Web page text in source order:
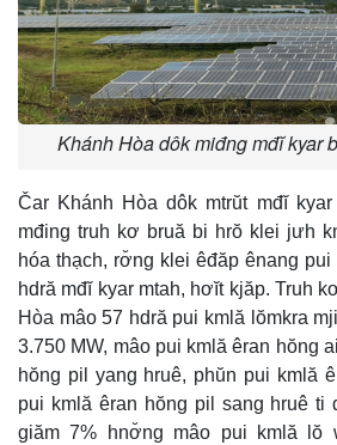
Khánh Hòa dôk miđng mđĭ kyar
Čar Khánh Hòa dôk mtrŭt mđĭ
mđing truh kơ bruă bi hrŏ klei jưh
hóa thạch, rơ̆ng klei êđăp ênang
hdră mđĭ kyar mtah, hơĭt kjăp. Truh
Hòa mâo 57 hdră pui kmlă lŏmkra
3.750 MW, mâo pui kmlă êran hŏng
hŏng pil yang hruê, phŭn pui kmlă
pui kmlă êran hŏng pil sang hruê ti
giăm 7% hnơ̆ng mâo pui kmlă lŏ